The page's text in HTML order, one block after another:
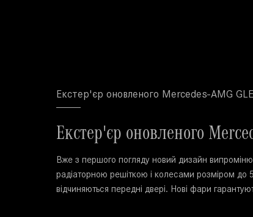
Екстер'єр оновленого Mercedes-AMG
Екстер'єр оновленого
Вже з першого погляду новий дизайн
радіаторною решіткою і колесами розміром
відчиняються передні двері. Нові фари